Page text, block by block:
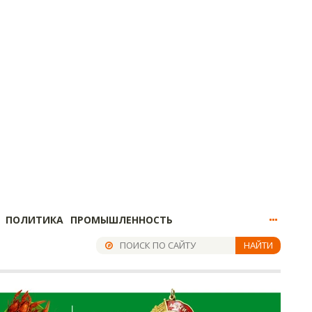
ПОЛИТИКА ПРОМЫШЛЕННОСТЬ
НАЙТИ